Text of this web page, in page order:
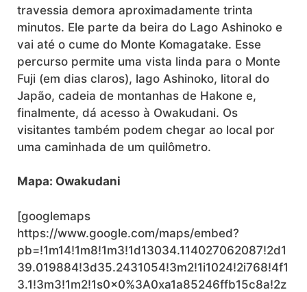
travessia demora aproximadamente trinta
minutos. Ele parte da beira do Lago Ashinoko e
vai até o cume do Monte Komagatake. Esse
percurso permite uma vista linda para o Monte
Fuji (em dias claros), lago Ashinoko, litoral do
Japão, cadeia de montanhas de Hakone e,
finalmente, dá acesso à Owakudani. Os
visitantes também podem chegar ao local por
uma caminhada de um quilômetro.
Mapa: Owakudani
[googlemaps
https://www.google.com/maps/embed?
pb=!1m14!1m8!1m3!1d13034.114027062087!2d1
39.019884!3d35.2431054!3m2!1i1024!2i768!4f1
3.1!3m3!1m2!1s0x0%3A0xa1a85246ffb15c8a!2z